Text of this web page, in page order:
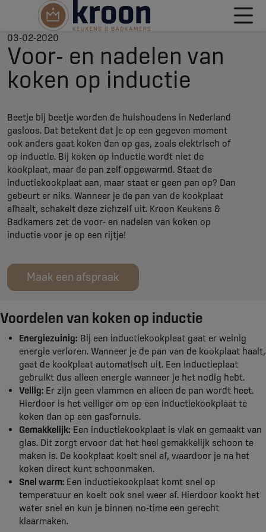
03-02-2020
Voor- en nadelen van
koken op inductie
Beetje bij beetje worden de huishoudens in Nederland
gasloos. Dat betekent dat je op een gegeven moment
ook anders gaat koken dan op gas, zoals elektrisch of
op inductie. Bij koken op inductie wordt niet de
kookplaat, maar de pan zelf opgewarmd. Staat de
inductiekookplaat aan, maar staat er geen pan op? Dan
gebeurt er niks. Wanneer je de pan van de kookplaat
afhaalt, schakelt deze zichzelf uit. Kroon Keukens &
Badkamers zet de voor- en nadelen van koken op
inductie voor je op een rijtje!
Maak een afspraak
Voordelen van koken op inductie
Energiezuinig: Bij een inductiekookplaat gaat er weinig
energie verloren. Wanneer je de pan van de kookplaat haalt,
gaat de kookplaat automatisch uit. Een inductieplaat
gebruikt dus alleen energie wanneer je het nodig hebt.
Veilig: Er zijn geen vlammen en alleen de pan wordt heet.
Hierdoor is het veiliger om op een inductiekookplaat te
koken dan op een gasfornuis.
Gemakkelijk: Een inductiekookplaat is vlak en gemaakt van
glas. Dit zorgt ervoor dat het heel gemakkelijk schoon te
maken is. De kookplaat koelt snel af, waardoor je na het
koken direct kunt schoonmaken.
Snel warm: Een inductiekookplaat komt snel op
temperatuur en koelt ook snel weer af. Hierdoor kookt het
water snel en kun je binnen no-time een gerecht
klaarmaken.